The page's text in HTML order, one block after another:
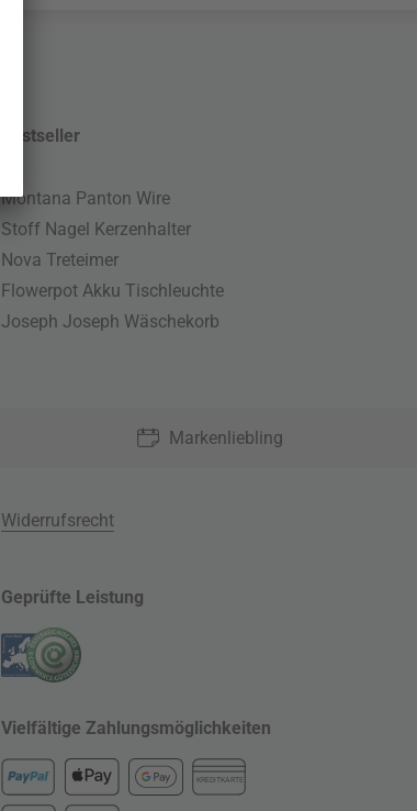
Bestseller
Montana Panton Wire
Stoff Nagel Kerzenhalter
Nova Treteimer
Flowerpot Akku Tischleuchte
Joseph Joseph Wäschekorb
Markenliebling
Widerrufsrecht
Geprüfte Leistung
Vielfältige Zahlungsmöglichkeiten
KREDITKARTE